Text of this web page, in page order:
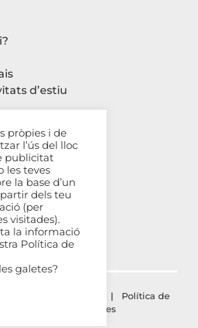
d’estiu
2n
| Política de
Política de cookies
pròpies i de
l’ús del lloc
publicitat
les teves
la base d’un
dels teu
(per
visitades).
la informació
Política de
galetes?